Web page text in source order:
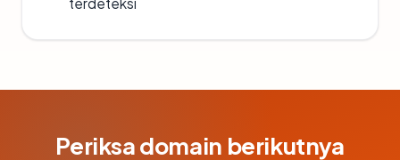
Periksa domain berikutnya